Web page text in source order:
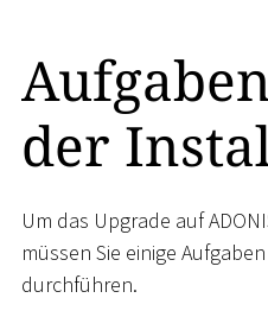
der
Um das Upgrade auf
müssen Sie einige
durchführen.